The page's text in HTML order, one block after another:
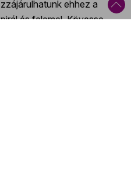
ehhez a
és felemel. Kövesse